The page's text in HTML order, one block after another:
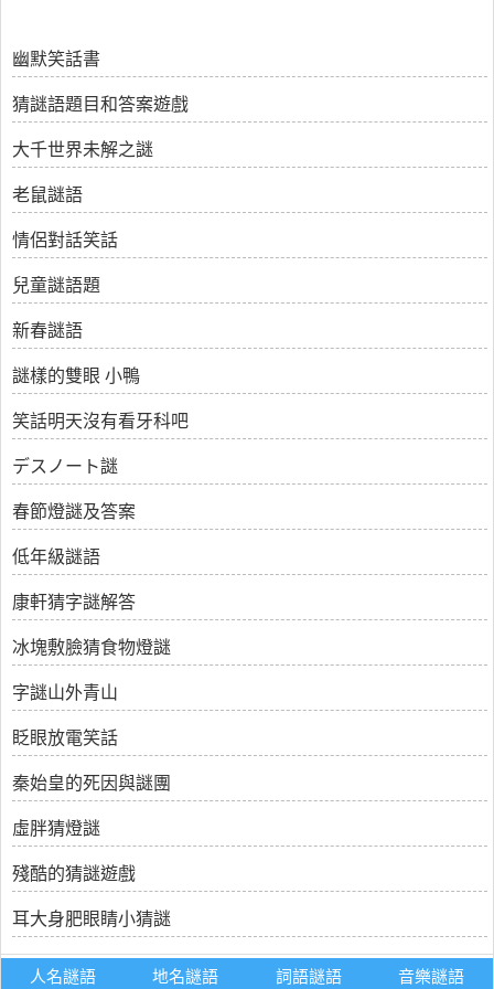
幽默笑話書
猜謎語題目和答案遊戲
大千世界未解之謎
老鼠謎語
情侶對話笑話
兒童謎語題
新春謎語
謎樣的雙眼 小鴨
笑話明天沒有看牙科吧
デスノート謎
春節燈謎及答案
低年級謎語
康軒猜字謎解答
冰塊敷臉猜食物燈謎
字謎山外青山
眨眼放電笑話
秦始皇的死因與謎團
虛胖猜燈謎
殘酷的猜謎遊戲
耳大身肥眼睛小猜謎
人名謎語 地名謎語 詞語謎語 音樂謎語